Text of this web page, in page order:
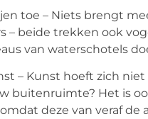
toe – Niets brengt
– beide trekken ook
van waterschotels
– Kunst hoeft zich
buitenruimte? Het is
deze van veraf